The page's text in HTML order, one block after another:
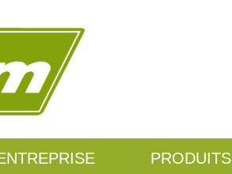
PRODUITS